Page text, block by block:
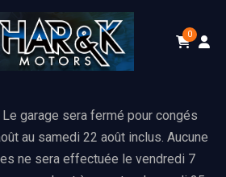
0
garage sera fermé pour congés
au samedi 22 août inclus. Aucune
ne sera effectuée le vendredi 7